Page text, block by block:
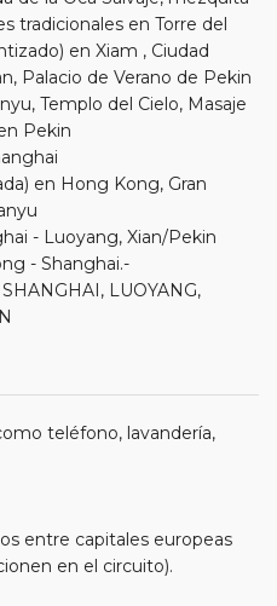
tradicionales en Torre del
en Xiam , Ciudad
Palacio de Verano de Pekin
Templo del Cielo, Masaje
Pekin
en Hong Kong, Gran
- Luoyang, Xian/Pekin
- Shanghai.-
LUOYANG,
teléfono, lavandería,
entre capitales europeas
en el circuito).